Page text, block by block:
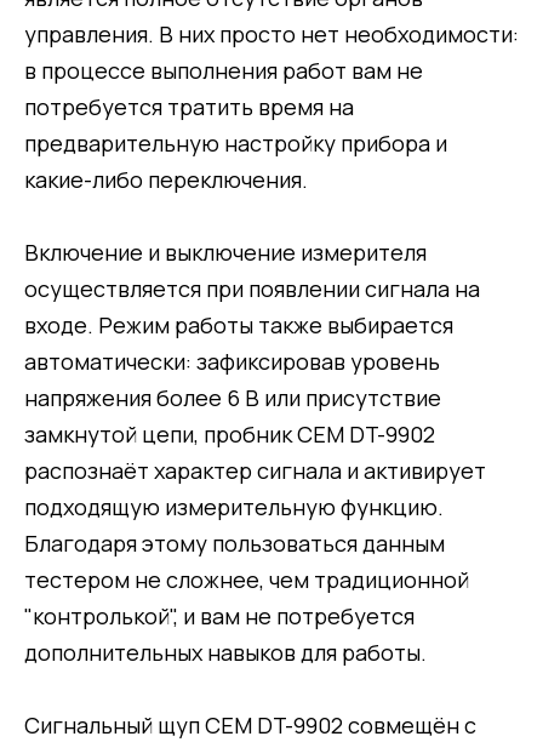
управления. В них просто нет необходимости:
в процессе выполнения работ вам не
потребуется тратить время на
предварительную настройку прибора и
какие-либо переключения.
Включение и выключение измерителя
осуществляется при появлении сигнала на
входе. Режим работы также выбирается
автоматически: зафиксировав уровень
напряжения более 6 В или присутствие
замкнутой цепи, пробник CEM DT-9902
распознаёт характер сигнала и активирует
подходящую измерительную функцию.
Благодаря этому пользоваться данным
тестером не сложнее, чем традиционной
"контролькой", и вам не потребуется
дополнительных навыков для работы.
Сигнальный щуп CEM DT-9902 совмещён с